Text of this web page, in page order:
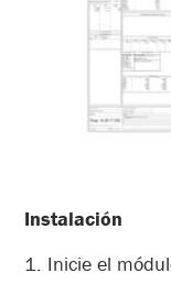
Instalación
1. Inicie el